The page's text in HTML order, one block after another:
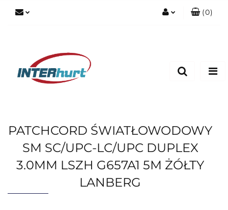
(0)
PATCHCORD ŚWIATŁOWODOWY
SM SC/UPC-LC/UPC DUPLEX
3.0MM LSZH G657A1 5M ŻÓŁTY
LANBERG